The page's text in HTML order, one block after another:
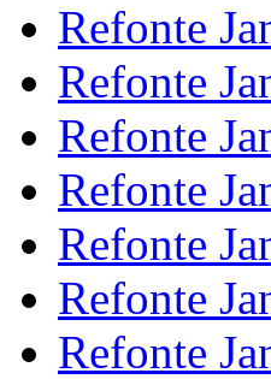
Refonte
Refonte
Refonte
Refonte
Refonte
Refonte
Refonte